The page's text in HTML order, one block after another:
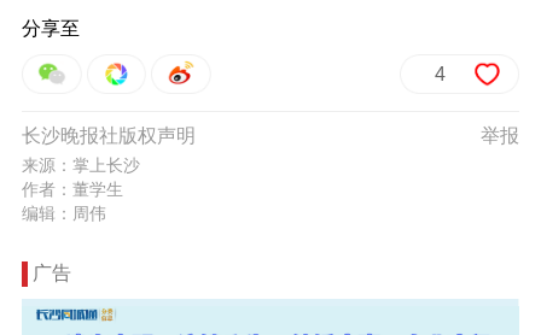
分享至
4
举报
长沙晚报社版权声明
来源：掌上长沙
作者：董学生
编辑：周伟
广告